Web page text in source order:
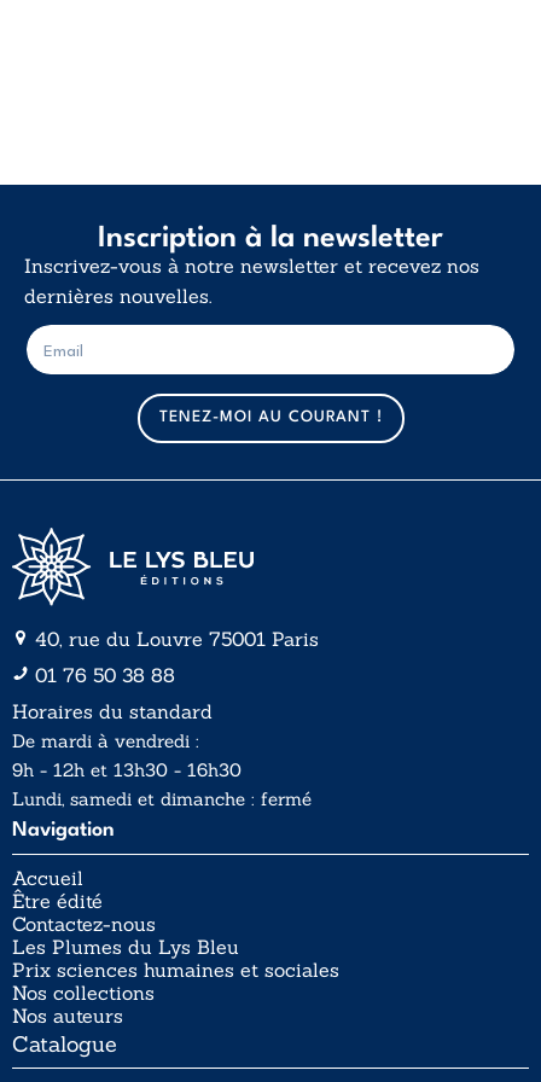
Inscription à la newsletter
Inscrivez-vous à notre newsletter et recevez nos
dernières nouvelles.
m
a
i
l
E
-
m
TENEZ-MOI AU COURANT !
40, rue du Louvre 75001 Paris
01 76 50 38 88
Horaires du standard
De mardi à vendredi :
9h - 12h et 13h30 - 16h30
Lundi, samedi et dimanche : fermé
Navigation
Accueil
Être édité
Contactez-nous
Les Plumes du Lys Bleu
Prix sciences humaines et sociales
Nos collections
Nos auteurs
Catalogue